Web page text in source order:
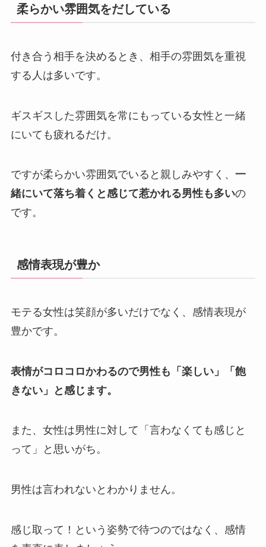
柔らかい雰囲気をだしている
付き合う相手を決めるとき、相手の雰囲気を重視
する人は多いです。
ギスギスした雰囲気を常にもっている女性と一緒
にいても疲れるだけ。
ですが柔らかい雰囲気でいると親しみやすく、 一
緒にいて落ち着くと感じて惹かれる男性も多いの
です。
感情表現が豊か
モテる女性は笑顔が多いだけでなく、感情表現が
豊かです。
表情がコロコロかわるので男性も「楽しい」「飽
きない」と感じます。
また、女性は男性に対して「言わなくても感じと
って」と思いがち。
男性は言われないとわかりません。
感じ取って！という姿勢で待つのではなく、感情